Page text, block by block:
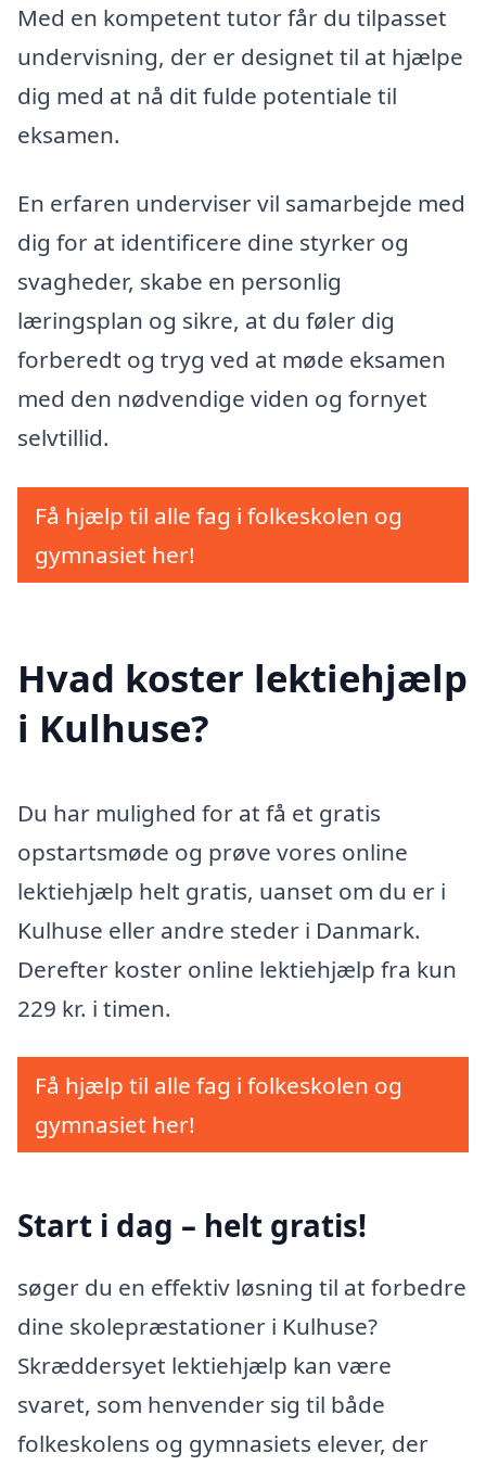
Med en kompetent tutor får du tilpasset
undervisning, der er designet til at hjælpe
dig med at nå dit fulde potentiale til
eksamen.
En erfaren underviser vil samarbejde med
dig for at identificere dine styrker og
svagheder, skabe en personlig
læringsplan og sikre, at du føler dig
forberedt og tryg ved at møde eksamen
med den nødvendige viden og fornyet
selvtillid.
Få hjælp til alle fag i folkeskolen og
gymnasiet her!
Hvad koster lektiehjælp
i Kulhuse?
Du har mulighed for at få et gratis
opstartsmøde og prøve vores online
lektiehjælp helt gratis, uanset om du er i
Kulhuse eller andre steder i Danmark.
Derefter koster online lektiehjælp fra kun
229 kr. i timen.
Få hjælp til alle fag i folkeskolen og
gymnasiet her!
Start i dag – helt gratis!
søger du en effektiv løsning til at forbedre
dine skolepræstationer i Kulhuse?
Skræddersyet lektiehjælp kan være
svaret, som henvender sig til både
folkeskolens og gymnasiets elever, der